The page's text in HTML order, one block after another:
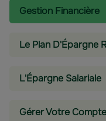
Gestion Financière
Le Plan D'Épargne
L'épargne Salariale
Gérer Votre